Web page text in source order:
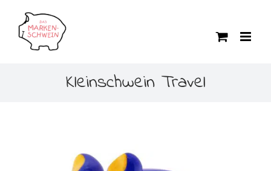
springen
Kleinschwein Travel